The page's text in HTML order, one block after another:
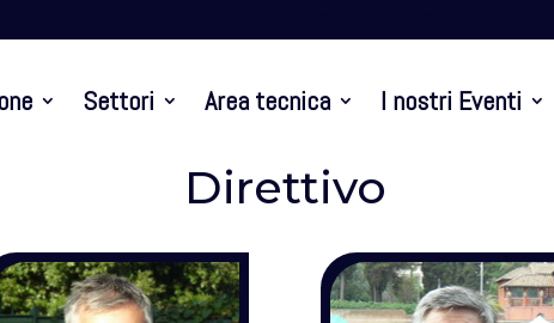
Settori Area tecnica I nostri Eventi
Direttivo